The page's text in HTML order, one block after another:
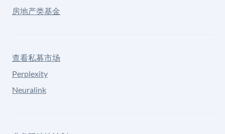
房地产类基金
查看私募市场
Perplexity
Neuralink